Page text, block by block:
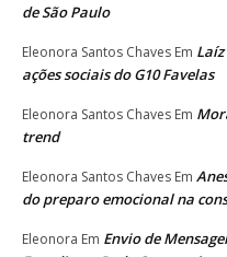
de São Paulo
Eleonora Santos Chaves Em
ações sociais do G10 Favelas
Eleonora Santos Chaves Em
trend
Eleonora Santos Chaves Em
do preparo emocional na
Eleonora Em Envio de